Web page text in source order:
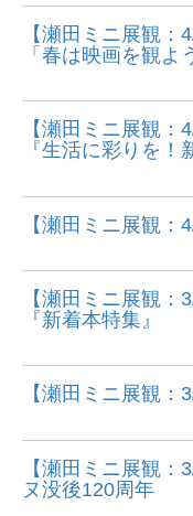
【瀬田ミニ展観
「春は映画を観よ
【瀬田ミニ展観
『生活に彩りを！
【瀬田ミニ展観
【瀬田ミニ展観
『新着本特集』
【瀬田ミニ展観
【瀬田ミニ展観
ヌ没後120周年